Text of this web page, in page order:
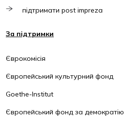
підтримати post impreza
За підтримки
Єврокомісія
Європейський культурний фонд
Goethe-Institut
Європейський фонд за демократію